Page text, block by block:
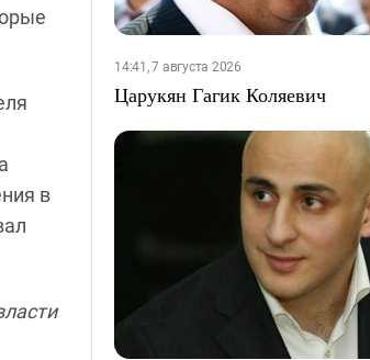
в
14:41, 7 августа 2026
Царукян Гагик Коляевич